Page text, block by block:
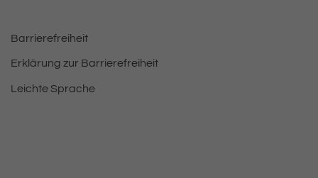
Barrierefreiheit
Erklärung zur Barrierefreiheit
Leichte Sprache